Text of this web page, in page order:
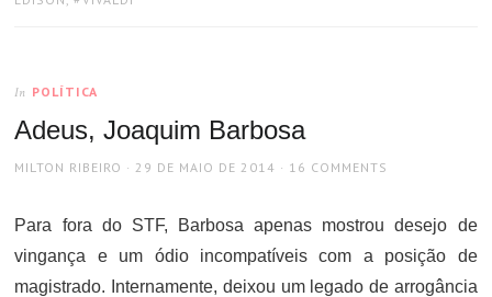
In POLÍTICA
Adeus, Joaquim Barbosa
AUTHOR
MILTON RIBEIRO
POSTED
29 DE MAIO DE 2014 16 COMMENTS
Para fora do STF, Barbosa apenas mostrou desejo de
vingança e um ódio incompatíveis com a posição de
magistrado. Internamente, deixou um legado de arrogância